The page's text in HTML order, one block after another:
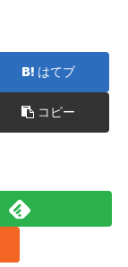
はてブ
コピー